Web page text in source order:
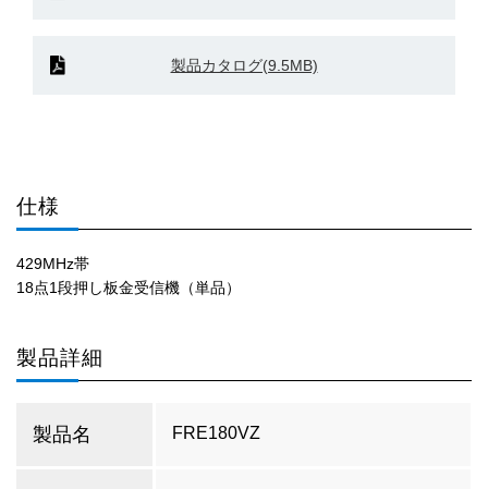
製品カタログ(9.5MB)
仕様
429MHz帯
18点1段押し板金受信機（単品）
製品詳細
製品名 FRE180VZ